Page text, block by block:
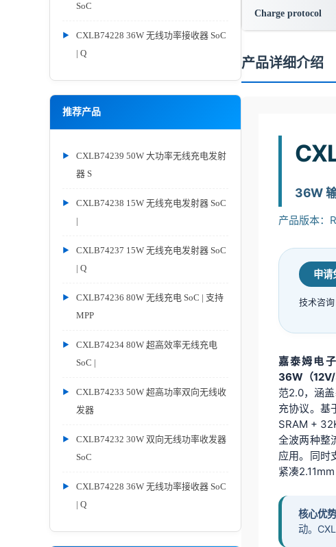
SoC
CXLB74228 36W 无线功率接收器 SoC
| Q
推荐产品
CXLB74239 50W 大功率无线充电发射
器 S
CXLB74238 15W 无线充电发射器 SoC
|
CXLB74237 15W 无线充电发射器 SoC
| Q
CXLB74236 80W 无线充电 SoC | 支持
MPP
CXLB74234 80W 超高效率无线充电
SoC |
CXLB74233 50W 超高功率双向无线收
发器
CXLB74232 30W 双向无线功率收发器
SoC
CXLB74228 36W 无线功率接收器 SoC
| Q
Charge protocol
产品详细介绍
36W
产品版本：
申请
技术咨询
嘉泰姆电
36W（12V/
范2.0，涵
充协议。基
SRAM +
全波两种整
应用。同时
紧凑
核心优势
动。